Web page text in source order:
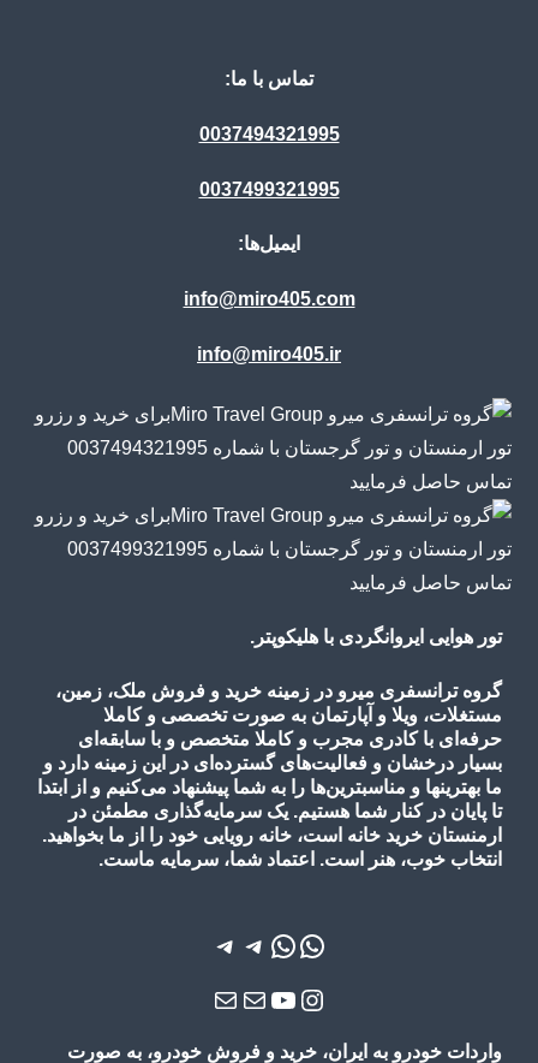
تماس با ما:
0037494321995
0037499321995
ایمیل‌ها:
info@miro405.com
info@miro405.ir
تور هوایی ایروانگردی با هلیکوپتر.
گروه ترانسفری میرو در زمینه خرید و فروش ملک، زمین،
مستغلات، ویلا و آپارتمان به صورت تخصصی و کاملا
حرفه‌ای با کادری مجرب و کاملا متخصص و با سابقه‌ای
بسیار درخشان و فعالیت‌های گسترده‌ای در این زمینه دارد و
ما بهترینها و مناسبترین‌ها را به شما پیشنهاد می‌کنیم و از ابتدا
تا پایان در کنار شما هستیم. یک سرمایه‌گذاری مطمئن در
ارمنستان خرید خانه است، خانه رویایی خود را از ما بخواهید.
انتخاب خوب، هنر است. اعتماد شما، سرمایه ماست.
واتس‌اپ
واتس‌اپ
تلگرامتلگرام
اینستاگرم
یوتیوب
ایمیلایمیل
واردات خودرو به ایران، خرید و فروش خودرو، به صورت